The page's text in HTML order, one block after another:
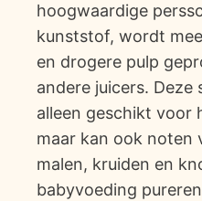
hoogwaardige
kunststof, wordt
en drogere pulp
andere juicers. Deze
alleen geschikt voor
maar kan ook noten
malen, kruiden en
babyvoeding